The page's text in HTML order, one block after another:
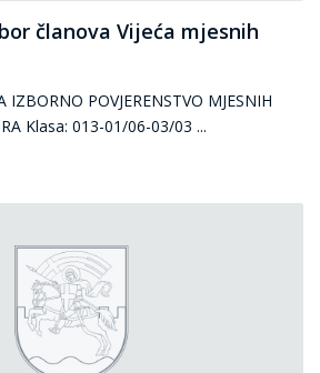
članova Vijeća mjesnih
IZBORNO POVJERENSTVO MJESNIH
Klasa: 013-01/06-03/03 ...